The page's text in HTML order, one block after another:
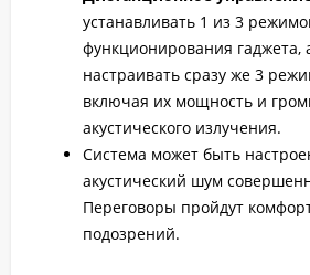
устанавливать 1 из 3
функционирования гаджета,
настраивать сразу же 3
включая их мощность и
акустического излучения.
Система может быть
акустический шум
Переговоры пройдут
подозрений.